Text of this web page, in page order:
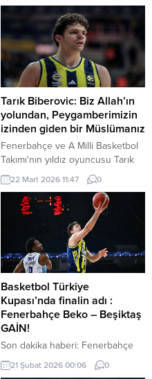
Tarık Biberovic: Biz Allah’ın
yolundan, Peygamberimizin
izinden giden bir Müslümanız
Fenerbahçe ve A Milli Basketbol
Takımı'nın yıldız oyuncusu Tarık
Biberovic, "Biz Allah'ın yolundan,
peygamberimizin izinden giden
Müslümanız. Öz güvenimi
sağlayan şey bu" açıklamasını
22 Mart 2026 11:47 0
Basketbol Türkiye
Kupası’nda finalin adı :
Fenerbahçe Beko – Beşiktaş
GAİN!
Son dakika haberi: Fenerbahçe
Beko, Basketbol Türkiye Kupası
yarı final maçında Türk Telekom'u
21 Şubat 2026 00:06 0